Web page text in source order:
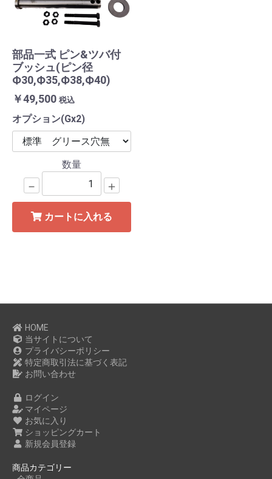
部品一式 ピン&ツバ付
ブッシュ(ピン径
Ф30,Ф35,Ф38,Ф40)
￥49,500 税込
オプション(Gx2)
数量
－ ＋
カートに入れる
HOME
当サイトについて
プライバシーポリシー
特定商取引法に基づく表記
お問い合わせ
ログイン
マイページ
お気に入り
ショッピングカート
新規会員登録
商品カテゴリー